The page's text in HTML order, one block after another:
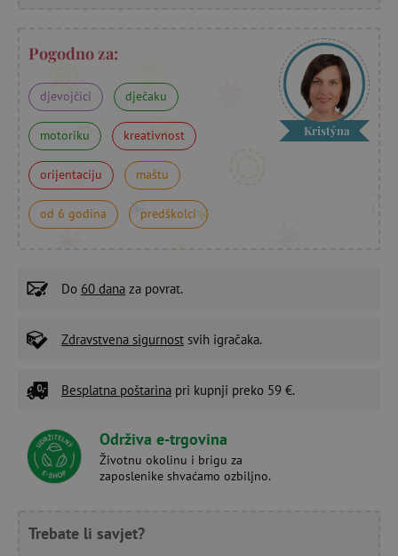
Pogodno za:
djevojčici dječaku
motoriku kreativnost
orijentaciju maštu
od 6 godina predškolci
Kristýna
Do 60 dana za povrat.
Zdravstvena sigurnost svih igračaka.
Besplatna poštarina pri kupnji preko 59 €.
Održiva e-trgovina
Životnu okolinu i brigu za
zaposlenike shvaćamo ozbiljno.
Trebate li savjet?